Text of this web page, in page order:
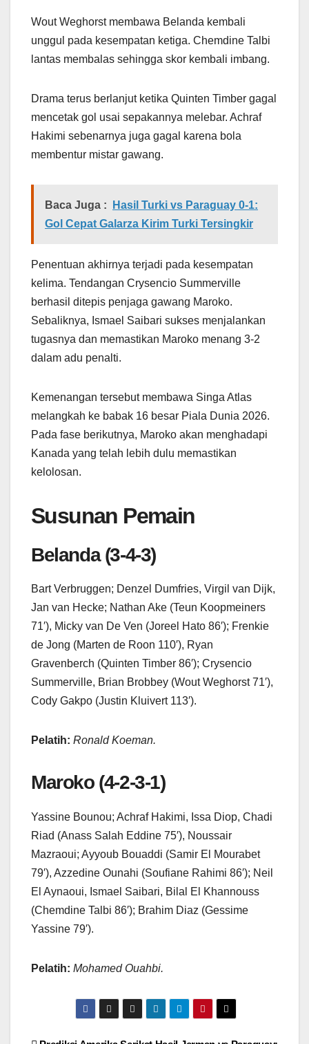
Wout Weghorst membawa Belanda kembali
unggul pada kesempatan ketiga. Chemdine Talbi
lantas membalas sehingga skor kembali imbang.
Drama terus berlanjut ketika Quinten Timber gagal
mencetak gol usai sepakannya melebar. Achraf
Hakimi sebenarnya juga gagal karena bola
membentur mistar gawang.
Baca Juga :
Hasil Turki vs Paraguay 0-1:
Gol Cepat Galarza Kirim Turki Tersingkir
Penentuan akhirnya terjadi pada kesempatan
kelima. Tendangan Crysencio Summerville
berhasil ditepis penjaga gawang Maroko.
Sebaliknya, Ismael Saibari sukses menjalankan
tugasnya dan memastikan Maroko menang 3-2
dalam adu penalti.
Kemenangan tersebut membawa Singa Atlas
melangkah ke babak 16 besar Piala Dunia 2026.
Pada fase berikutnya, Maroko akan menghadapi
Kanada yang telah lebih dulu memastikan
kelolosan.
Susunan Pemain
Belanda (3-4-3)
Bart Verbruggen; Denzel Dumfries, Virgil van Dijk,
Jan van Hecke; Nathan Ake (Teun Koopmeiners
71′), Micky van De Ven (Joreel Hato 86′); Frenkie
de Jong (Marten de Roon 110′), Ryan
Gravenberch (Quinten Timber 86′); Crysencio
Summerville, Brian Brobbey (Wout Weghorst 71′),
Cody Gakpo (Justin Kluivert 113′).
Pelatih: Ronald Koeman.
Maroko (4-2-3-1)
Yassine Bounou; Achraf Hakimi, Issa Diop, Chadi
Riad (Anass Salah Eddine 75′), Noussair
Mazraoui; Ayyoub Bouaddi (Samir El Mourabet
79′), Azzedine Ounahi (Soufiane Rahimi 86′); Neil
El Aynaoui, Ismael Saibari, Bilal El Khannouss
(Chemdine Talbi 86′); Brahim Diaz (Gessime
Yassine 79′).
Pelatih: Mohamed Ouahbi.